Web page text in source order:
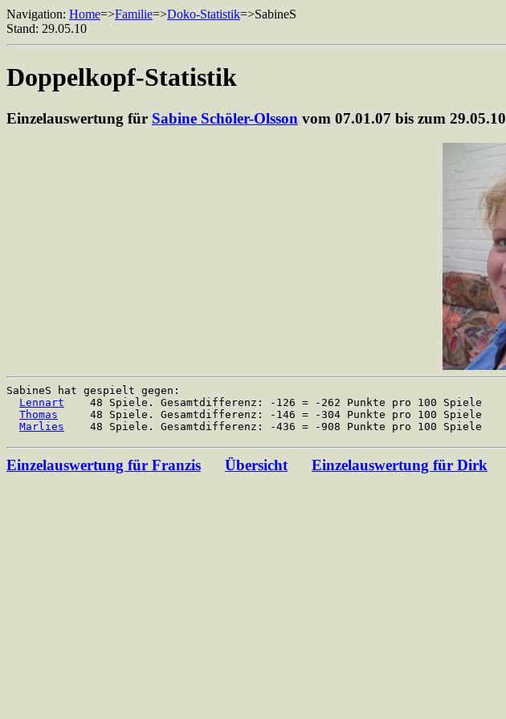
Navigation: Home=>Familie=>Doko-Statistik=>SabineS
Stand: 29.05.10
Doppelkopf-Statistik
Einzelauswertung für Sabine Schöler-Olsson vom 07.01.07 bis zum 29.05.10
SabineS hat gespielt gegen:
Lennart 48 Spiele. Gesamtdifferenz: -126 = -262 Punkte pro 100 Spiele
Thomas 48 Spiele. Gesamtdifferenz: -146 = -304 Punkte pro 100 Spiele
Marlies 48 Spiele. Gesamtdifferenz: -436 = -908 Punkte pro 100 Spiele
Einzelauswertung für Franzis Übersicht Einzelauswertung für Dirk